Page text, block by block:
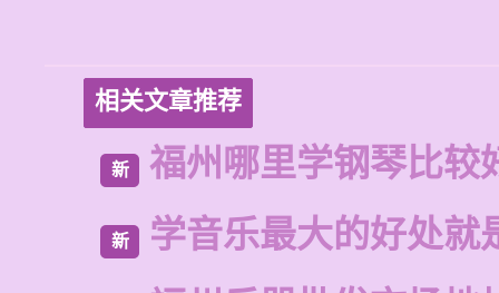
相关文章推荐
新 福州哪里学钢琴比较
新
学音乐最大的好处就